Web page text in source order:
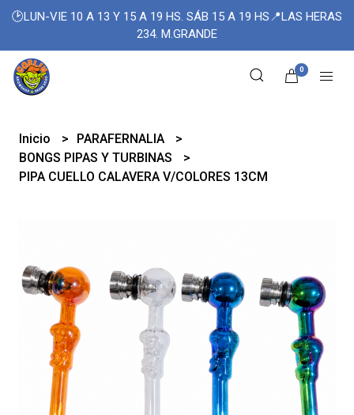
🕑LUN-VIE 10 A 13 Y 15 A 19 HS. SÁB 15 A 19 HS📍LAS HERAS
234. M.GRANDE
0
Inicio
PARAFERNALIA
BONGS PIPAS Y TURBINAS
PIPA CUELLO CALAVERA V/COLORES 13CM